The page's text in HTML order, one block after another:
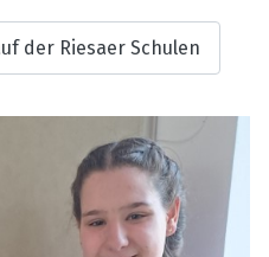
der Riesaer Schulen